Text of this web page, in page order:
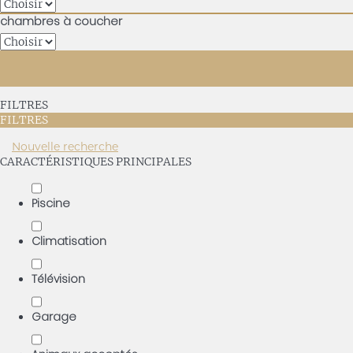
chambres à coucher
FILTRES
FILTRES
Nouvelle recherche
CARACTÉRISTIQUES PRINCIPALES
Piscine
Climatisation
Télévision
Garage